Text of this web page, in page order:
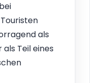
als
Teil eines